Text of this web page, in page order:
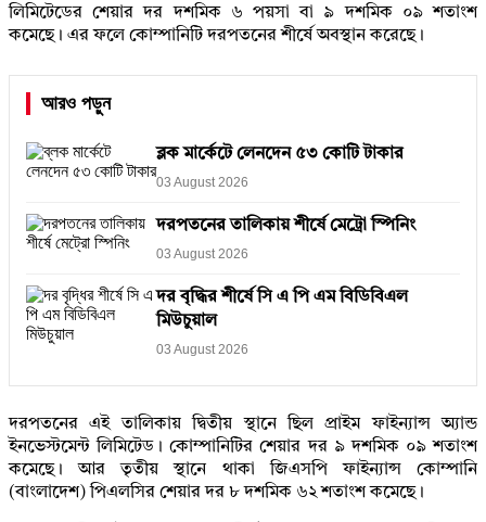
লিমিটেডের শেয়ার দর দশমিক ৬ পয়সা বা ৯ দশমিক ০৯ শতাংশ
কমেছে। এর ফলে কোম্পানিটি দরপতনের শীর্ষে অবস্থান করেছে।
আরও পড়ুন
ব্লক মার্কেটে লেনদেন ৫৩ কোটি টাকার
03 August 2026
দরপতনের তালিকায় শীর্ষে মেট্রো স্পিনিং
03 August 2026
দর বৃদ্ধির শীর্ষে সি এ পি এম বিডিবিএল
মিউচুয়াল
03 August 2026
দরপতনের এই তালিকায় দ্বিতীয় স্থানে ছিল প্রাইম ফাইন্যান্স অ্যান্ড
ইনভেস্টমেন্ট লিমিটেড। কোম্পানিটির শেয়ার দর ৯ দশমিক ০৯ শতাংশ
কমেছে। আর তৃতীয় স্থানে থাকা জিএসপি ফাইন্যান্স কোম্পানি
(বাংলাদেশ) পিএলসির শেয়ার দর ৮ দশমিক ৬২ শতাংশ কমেছে।